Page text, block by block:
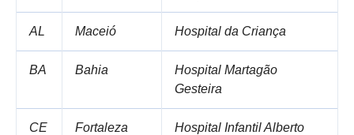
AL Maceió Hospital da Criança
BA Bahia
Hospital Martagão
Gesteira
CE Fortaleza
Hospital Infantil Alberto